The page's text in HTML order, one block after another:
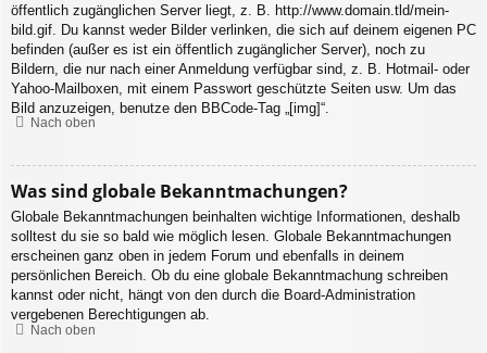
öffentlich zugänglichen Server liegt, z. B. http://www.domain.tld/mein-
bild.gif. Du kannst weder Bilder verlinken, die sich auf deinem eigenen PC
befinden (außer es ist ein öffentlich zugänglicher Server), noch zu
Bildern, die nur nach einer Anmeldung verfügbar sind, z. B. Hotmail- oder
Yahoo-Mailboxen, mit einem Passwort geschützte Seiten usw. Um das
Bild anzuzeigen, benutze den BBCode-Tag „[img]“.
Nach oben
Was sind globale Bekanntmachungen?
Globale Bekanntmachungen beinhalten wichtige Informationen, deshalb
solltest du sie so bald wie möglich lesen. Globale Bekanntmachungen
erscheinen ganz oben in jedem Forum und ebenfalls in deinem
persönlichen Bereich. Ob du eine globale Bekanntmachung schreiben
kannst oder nicht, hängt von den durch die Board-Administration
vergebenen Berechtigungen ab.
Nach oben